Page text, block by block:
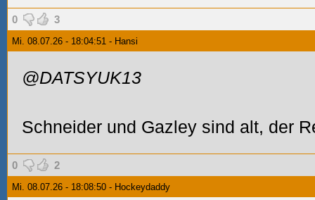
0 3
Mi. 08.07.26 - 18:04:51 - Hansi
@DATSYUK13
Schneider und Gazley sind alt, der
0 2
Mi. 08.07.26 - 18:08:50 - Hockeydaddy